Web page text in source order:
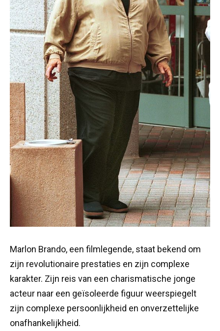
Marlon Brando, een filmlegende, staat bekend om
zijn revolutionaire prestaties en zijn complexe
karakter. Zijn reis van een charismatische jonge
acteur naar een geïsoleerde figuur weerspiegelt
zijn complexe persoonlijkheid en onverzettelijke
onafhankelijkheid.